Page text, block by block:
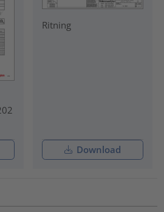
Ritning
Download